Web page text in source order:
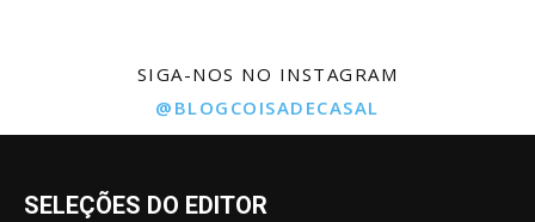
SIGA-NOS NO INSTAGRAM
@BLOGCOISADECASAL
SELEÇÕES DO EDITOR